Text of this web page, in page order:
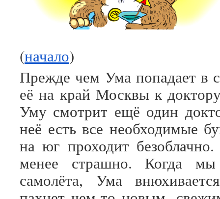
(начало)
Прежде чем Ума попадает в
её на край Москвы к
Уму смотрит ещё один
неё есть все необходимые
на юг проходит
менее страшно. Когда
самолёта, Ума